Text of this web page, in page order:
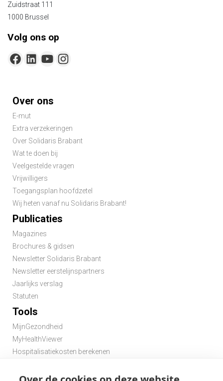
Zuidstraat 111
1000 Brussel
Volg ons op
Footer-
menu
Over ons
E-mut
Extra verzekeringen
Over Solidaris Brabant
Wat te doen bij
Veelgestelde vragen
Vrijwilligers
Toegangsplan hoofdzetel
Wij heten vanaf nu Solidaris Brabant!
Publicaties
Magazines
Brochures & gidsen
Newsletter Solidaris Brabant
Newsletter eerstelijnspartners
Jaarlijks verslag
Statuten
Tools
MijnGezondheid
MyHealthViewer
Hospitalisatiekosten berekenen
Zoek een apotheek in de buurt